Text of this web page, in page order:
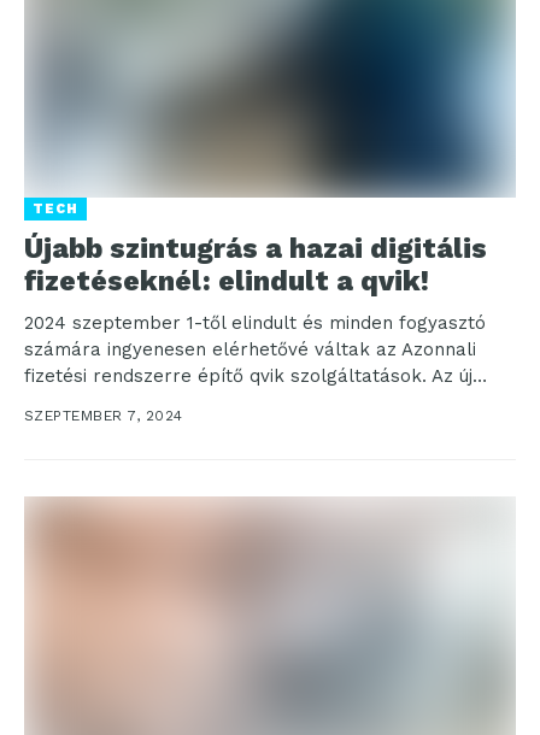
TECH
Újabb szintugrás a hazai digitális
fizetéseknél: elindult a qvik!
2024 szeptember 1-től elindult és minden fogyasztó
számára ingyenesen elérhetővé váltak az Azonnali
fizetési rendszerre építő qvik szolgáltatások. Az új
SZEPTEMBER 7, 2024